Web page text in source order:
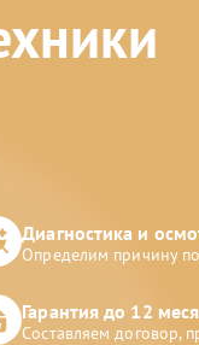
Диагностика и
Определим причину
Гарантия до 12
Составляем договор,